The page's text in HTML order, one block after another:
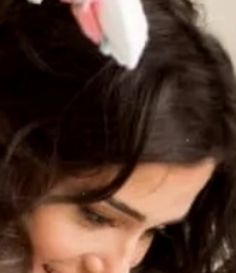
Đang mở